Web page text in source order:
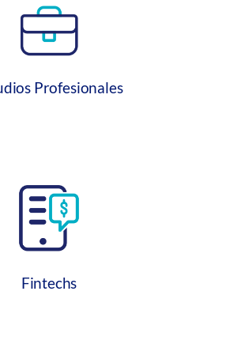
Profesionales
Fintechs